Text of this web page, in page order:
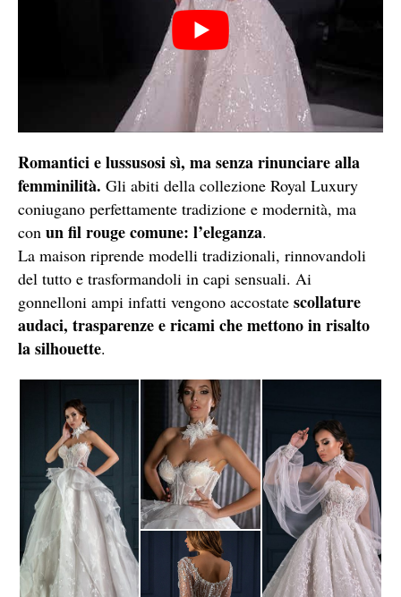
Romantici e lussusosi sì, ma senza rinunciare alla
femminilità. Gli abiti della collezione Royal Luxury
coniugano perfettamente tradizione e modernità, ma
con un fil rouge comune: l’eleganza.
La maison riprende modelli tradizionali, rinnovandoli
del tutto e trasformandoli in capi sensuali. Ai
gonnelloni ampi infatti vengono accostate scollature
audaci, trasparenze e ricami che mettono in risalto
la silhouette.